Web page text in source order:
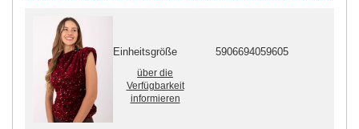
Einheitsgröße 5906694059605
über die
Verfügbarkeit
informieren